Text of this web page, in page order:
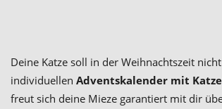
Deine Katze soll in der Weihnachtszeit
individuellen Adventskalender mit
freut sich deine Mieze garantiert mit dir